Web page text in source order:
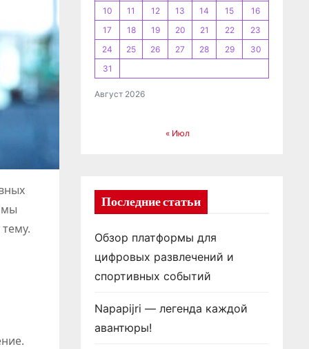
мы
Август 2026
10
11 12 13 14 15
16
17
18 19 20 21 22
23
24
25 26 27 28 29
30
31
« Июл
Последние статьи
Обзор платформы для
цифровых развлечений и
спортивных событий
Napapijri — легенда каждой
авантюры!